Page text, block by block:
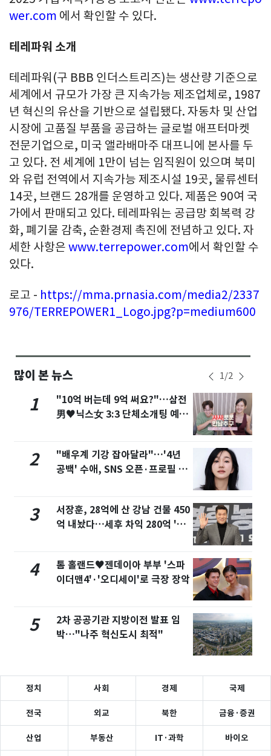
wer.com 에서 확인할 수 있다.
테레파워 소개
테레파워(구 BBB 인더스트리즈)는 생산량 기준으로
세계에서 규모가 가장 큰 지속가능 제조업체로, 1987
년 혁신의 유산을 기반으로 설립됐다. 자동차 및 산업
시장에 고품질 부품을 공급하는 글로벌 애프터마켓
전문기업으로, 미국 앨라배마주 대프니에 본사를 두
고 있다. 전 세계에 1만이 넘는 임직원이 있으며 북미
와 유럽 전역에서 지속가능 제조시설 19곳, 물류센터
14곳, 브랜드 28개를 운영하고 있다. 제품은 90여 국
가에서 판매되고 있다. 테레파워는 공급망 회복력 강
화, 폐기물 감축, 순환경제 촉진에 전념하고 있다. 자
세한 사항은 www.terrepower.com에서 확인할 수
있다.
로고 - https://mma.prnasia.com/media2/2337
976/TERREPOWER1_Logo.jpg?p=medium600
많이 본 뉴스 1/2
1
"10억 버는데 9억 써요?"…삼전
男♥닉스女 3:3 단체소개팅 예능
2
"배우계 기강 잡아달라"…'4년
공백' 수애, SNS 오픈·프로필 공
3
서장훈, 28억에 산 강남 건물 450
억 내놨다…세후 차익 280억 '잭
4
톰 홀랜드♥젠데이아 부부 '스파
이더맨4'·'오디세이'로 극장 장악
5
2차 공공기관 지방이전 발표 임
박…"나주 혁신도시 최적"
정치 사회 경제 국제
전국 외교 북한 금융·증권
산업 부동산 IT·과학 바이오